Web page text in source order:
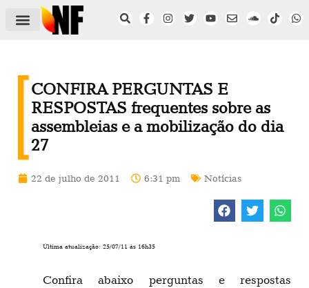
CONFIRA PERGUNTAS E
RESPOSTAS frequentes sobre as
assembleias e a mobilização do dia
27
22 de julho de 2011 6:31 pm Notícias
Última atualização: 25/07/11 às 16h35
Confira abaixo perguntas e respostas